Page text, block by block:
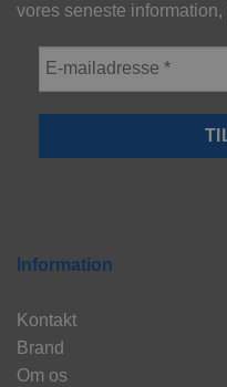
vores seneste
Information
Kontakt
Brand
Om os